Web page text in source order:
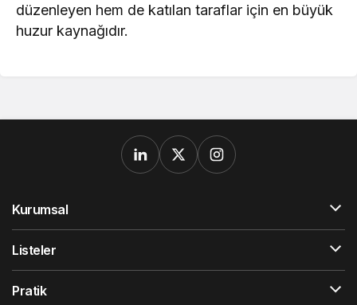
düzenleyen hem de katılan taraflar için en büyük
huzur kaynağıdır.
Kurumsal
Listeler
Pratik